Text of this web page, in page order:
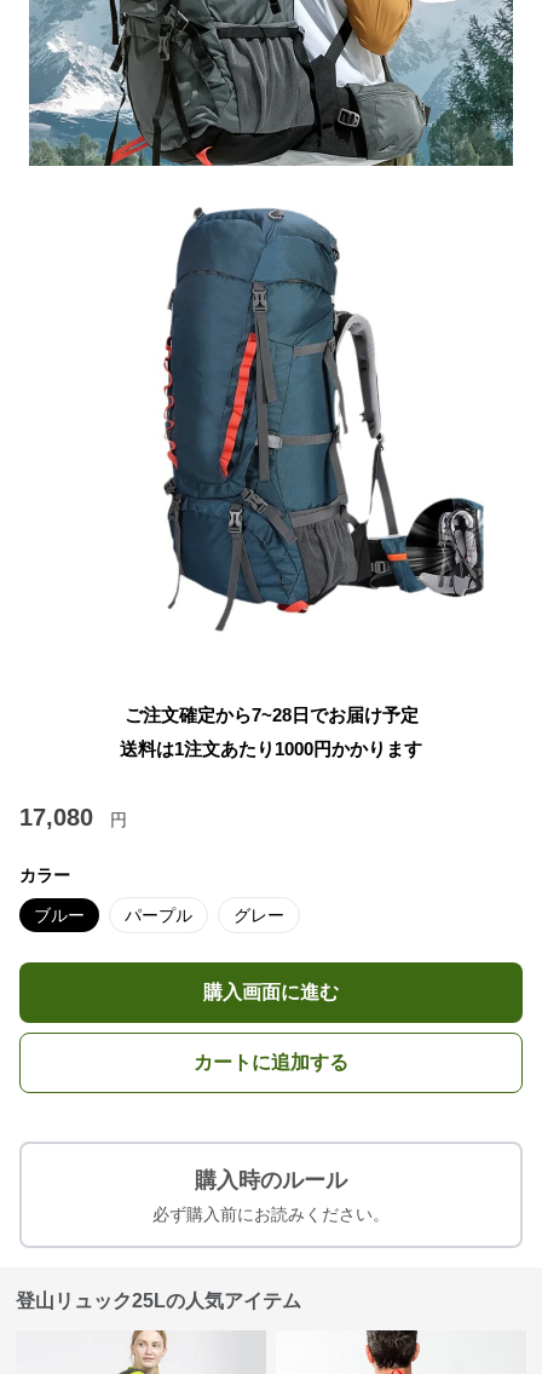
ご注文確定から7~28日でお届け予定
送料は1注文あたり 1000円かかります
17,080 円
カラー
ブルー パープル グレー
購入画面に進む
カートに追加する
購入時のルール
必ず購入前にお読みください。
登山リュック25Lの人気アイテム